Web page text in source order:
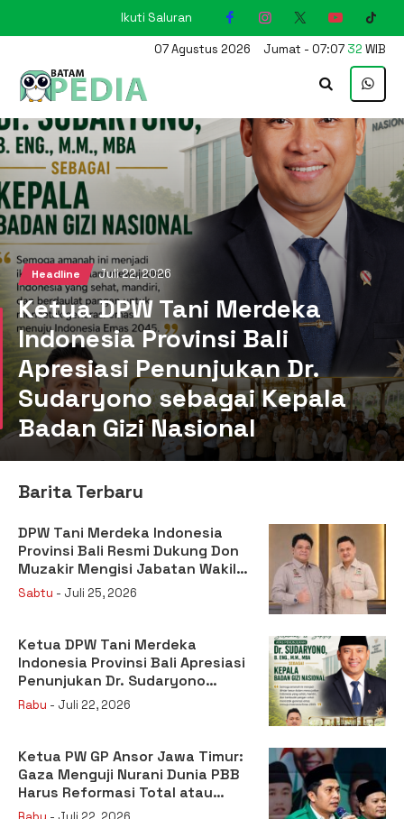
Ikuti Saluran
07 Agustus 2026 Jumat - 07:07 34 WIB
Headline Juli 22, 2026
Ketua DPW Tani Merdeka
Indonesia Provinsi Bali
Apresiasi Penunjukan Dr.
Sudaryono sebagai Kepala
Badan Gizi Nasional
Barita Terbaru
DPW Tani Merdeka Indonesia
Provinsi Bali Resmi Dukung Don
Muzakir Mengisi Jabatan Wakil
Menteri Pertanian RI
Sabtu - Juli 25, 2026
Ketua DPW Tani Merdeka
Indonesia Provinsi Bali Apresiasi
Penunjukan Dr. Sudaryono
sebagai Kepala Badan Gizi
Rabu - Juli 22, 2026
Ketua PW GP Ansor Jawa Timur:
Gaza Menguji Nurani Dunia PBB
Harus Reformasi Total atau
Kehilangan Legitimasi